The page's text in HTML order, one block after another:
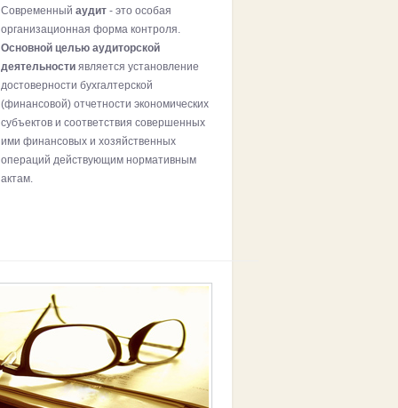
Современный аудит - это особая
организационная форма контроля.
Основной целью аудиторской
деятельности является установление
достоверности бухгалтерской
(финансовой) отчетности экономических
субъектов и соответствия совершенных
ими финансовых и хозяйственных
операций действующим нормативным
актам.